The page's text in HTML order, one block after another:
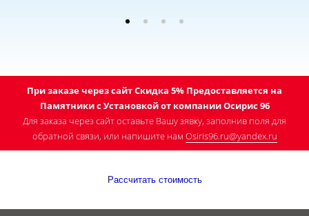
При заказе через сайт Скидка 5% Предоставляется на
Памятники с Установкой от компании Осирис 96
Для заказа через сайт оставьте Вашу зявку, заполнив поля для
обратной связи, или напишите нам Osiris96.ru@yandex.ru
Рассчитать стоимость